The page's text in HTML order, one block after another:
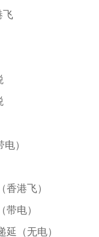
飞
）
港飞）
电）
（无电）